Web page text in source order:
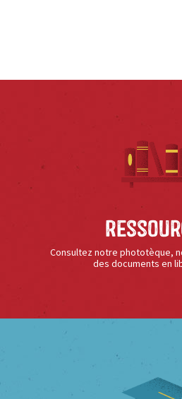
Consultez notre phototèque,
des documents en